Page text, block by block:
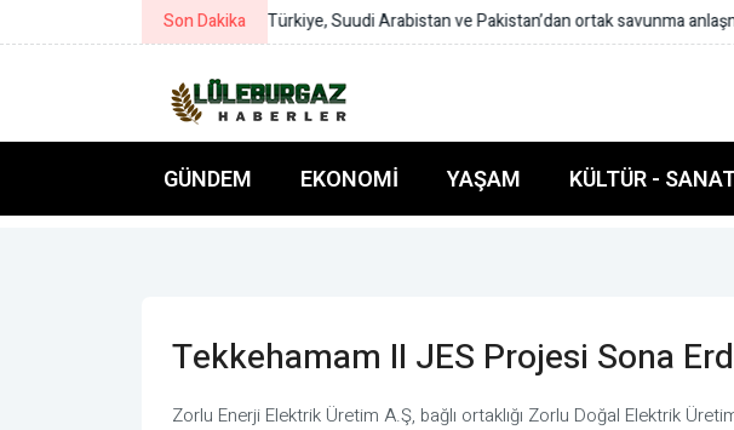
Son Dakika Maltepe’de “İçimdeki Sahne” atölyesi tamamlandı
GÜNDEM EKONOMI YAŞAM KÜLTÜR -
Tekkehamam II JES Projesi Sona
Zorlu Enerji Elektrik Üretim A.Ş, bağlı ortaklığı Zorlu Doğal Elektrik